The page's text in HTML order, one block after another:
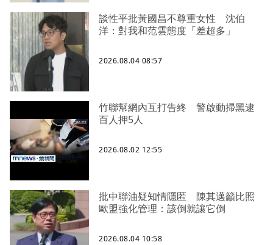
談性平批黃國昌不尊重女性 沈伯
洋：對我和范雲態度「差超多」
2026.08.04 08:57
竹聯幫網內互打告終 警啟動掃黑逮
百人押5人
2026.08.02 12:55
批中聯油疑知情隱匿 陳其邁籲比照
歐盟強化管理：該倒就讓它倒
2026.08.04 10:58